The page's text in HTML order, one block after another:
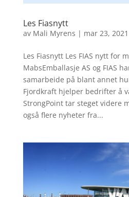
Les Fiasnytt
av Mali Myrens | mar 23, 2021
Les Fiasnytt Les FIAS nytt for
MabsEmballasje AS og FIAS
samarbeide på blant annet
Fjordkraft hjelper bedrifter å
StrongPoint tar steget videre
også flere nyheter fra...